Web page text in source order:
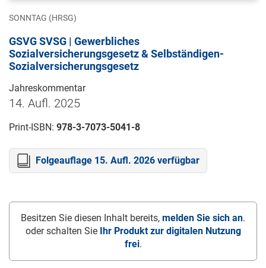
SONNTAG (HRSG)
GSVG SVSG | Gewerbliches
Sozialversicherungsgesetz & Selbständigen-
Sozialversicherungsgesetz
Jahreskommentar
14. Aufl. 2025
Print-ISBN: 978-3-7073-5041-8
Folgeauflage 15. Aufl. 2026 verfügbar
Besitzen Sie diesen Inhalt bereits, melden Sie sich an.
oder schalten Sie
Ihr Produkt zur digitalen Nutzung
frei.